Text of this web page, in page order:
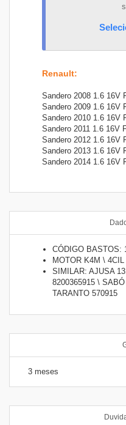
Renault:
Sandero 2008 1.6 16V
Sandero 2009 1.6 16V
Sandero 2010 1.6 16V
Sandero 2011 1.6 16V
Sandero 2012 1.6 16V
Sandero 2013 1.6 16V
Sandero 2014 1.6 16V
CÓDIGO BASTOS:
MOTOR K4M \
SIMILAR: AJUSA
8200365915 \
TARANTO 570915
3 meses